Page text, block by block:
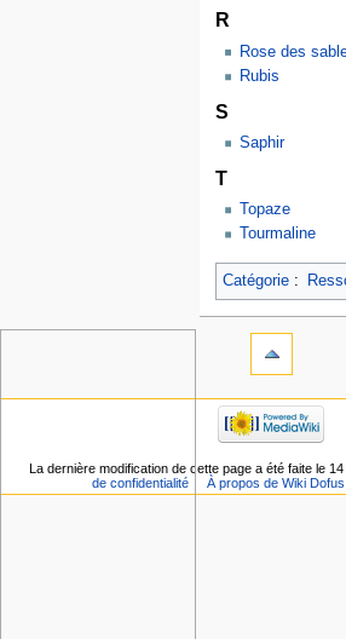
R
Rose des
Rubis
S
Saphir
T
Topaze
Tourmaline
Catégorie:
La dernière modification de cette page a été faite le
de confidentialité
À propos de Wiki Dofus